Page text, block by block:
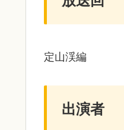
定山渓編
出演者